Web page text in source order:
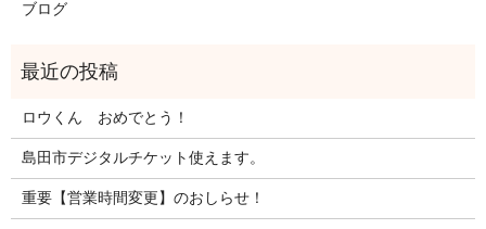
ブログ
ロウくん おめでとう！
島田市デジタルチケット使えます。
重要【営業時間変更】のおしらせ！